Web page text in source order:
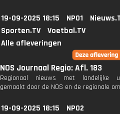
19-09-2025 18:15 NPO1
Sporten.TV
Voetbal.TV
Alle afleveringen
NOS Journaal Regio: Afl. 183
Regionaal nieuws met landelijke
gemaakt door de NOS en de regionale
19-09-2025 18:15
NPO2